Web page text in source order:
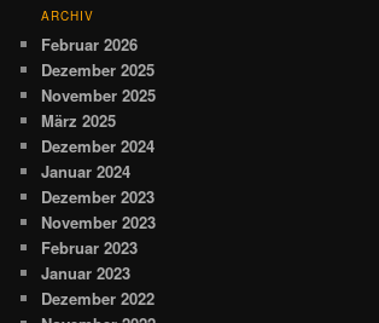
ARCHIV
Februar 2026
Dezember 2025
November 2025
März 2025
Dezember 2024
Januar 2024
Dezember 2023
November 2023
Februar 2023
Januar 2023
Dezember 2022